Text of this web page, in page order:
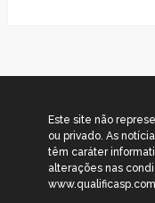
Este site não
ou privado. As
têm caráter
alterações nas